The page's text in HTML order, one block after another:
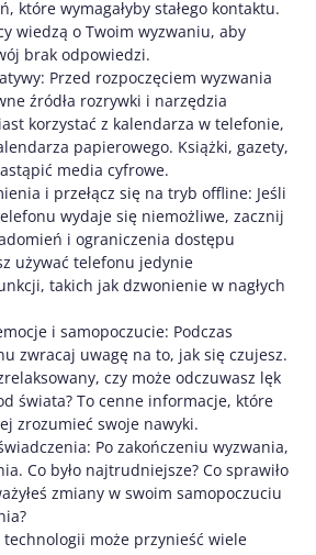
które wymagałyby stałego kontaktu.
wiedzą o Twoim wyzwaniu, aby
brak odpowiedzi.
Przed rozpoczęciem wyzwania
źródła rozrywki i narzędzia
korzystać z kalendarza w telefonie,
papierowego. Książki, gazety,
media cyfrowe.
i przełącz się na tryb offline: Jeśli
wydaje się niemożliwe, zacznij
i ograniczenia dostępu
używać telefonu jedynie
takich jak dzwonienie w nagłych
i samopoczucie: Podczas
zwracaj uwagę na to, jak się czujesz.
czy może odczuwasz lęk
świata? To cenne informacje, które
zrozumieć swoje nawyki.
Po zakończeniu wyzwania,
Co było najtrudniejsze? Co sprawiło
zmiany w swoim samopoczuciu
może przynieść wiele